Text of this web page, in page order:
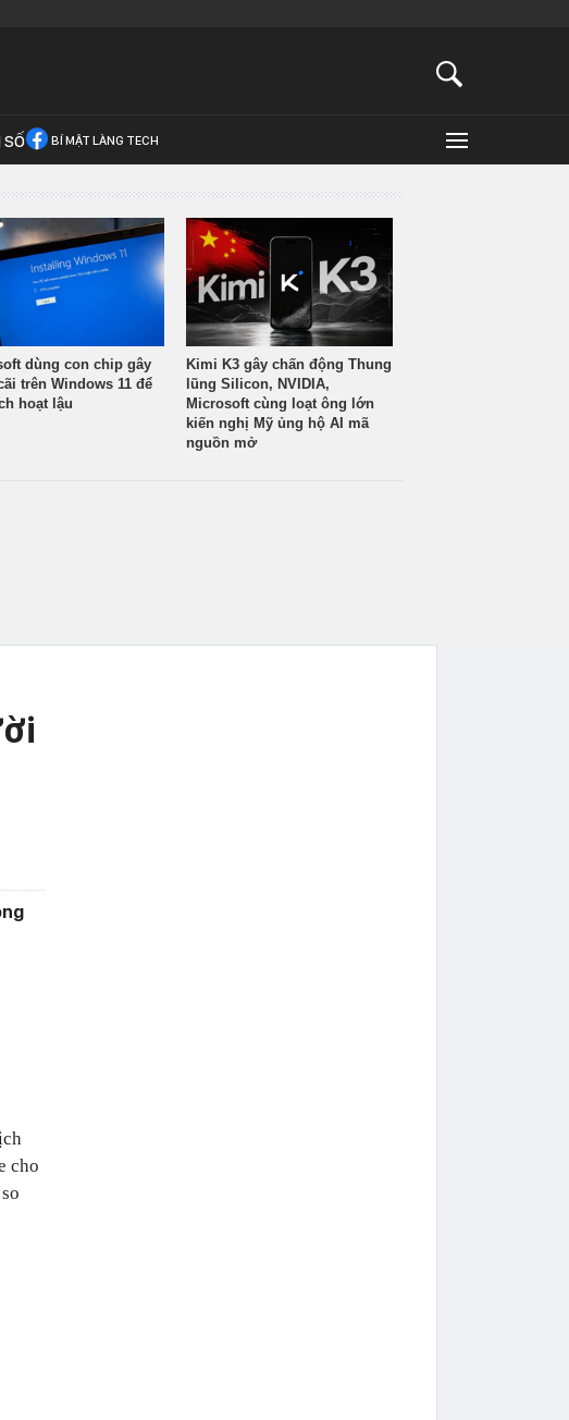
SỐ BÍ MẬT LÀNG TECH
dùng con chip gây
trên Windows 11 để
hoạt lậu
Kimi K3 gây chấn động Thung
lũng Silicon, NVIDIA,
Microsoft cùng loạt ông lớn
kiến nghị Mỹ ủng hộ AI mã
nguồn mở
cho